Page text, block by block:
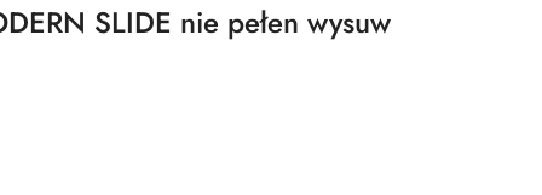
SLIDE nie pełen wysuw